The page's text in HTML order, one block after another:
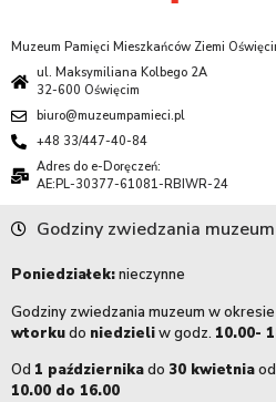
Muzeum Pamięci Mieszkańców Ziemi
ul. Maksymiliana Kolbego 2A
32-600 Oświęcim
biuro@muzeumpamieci.pl
+48 33/447-40-84
Adres do e-Doręczeń:
AE:PL-30377-61081-RBIWR-24
Godziny zwiedzania muzeum
Poniedziałek:nieczynne
Godziny zwiedzania muzeum w
wtorkudo niedzieliw godz. 10.00-
Od 1 październikado 30 kwietniaod
10.00 do 16.00